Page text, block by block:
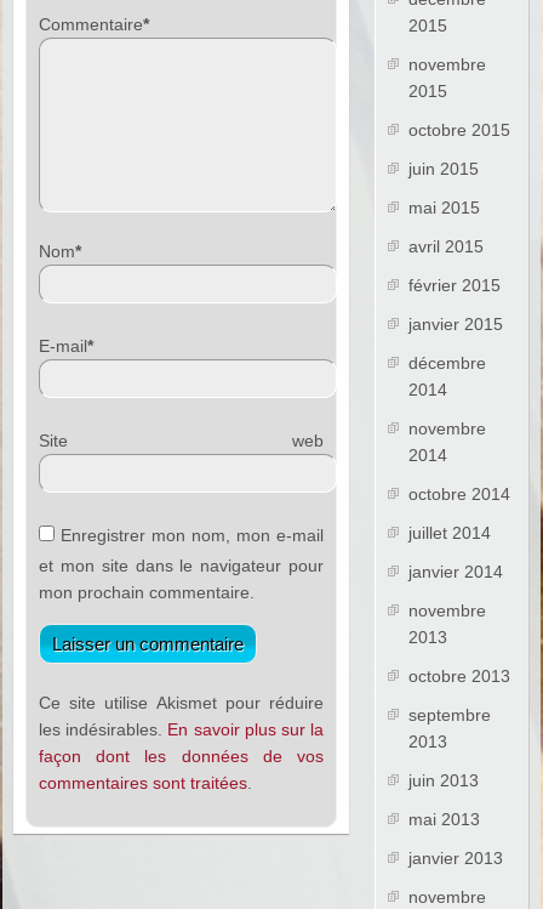
Commentaire*
Nom*
E-mail*
Site web
Enregistrer mon nom, mon e-mail
et mon site dans le navigateur pour
mon prochain commentaire.
Ce site utilise Akismet pour réduire
les indésirables. En savoir plus sur la
façon dont les données de vos
commentaires sont traitées
2015
novembre
2015
octobre 2015
juin 2015
mai 2015
avril 2015
février 2015
janvier 2015
décembre
2014
novembre
2014
octobre 2014
juillet 2014
janvier 2014
novembre
2013
octobre 2013
septembre
2013
juin 2013
mai 2013
janvier 2013
novembre